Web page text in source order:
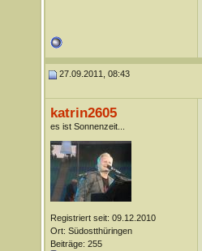
27.09.2011, 08:43
katrin2605
es ist Sonnenzeit...
Registriert seit: 09.12.2010
Ort: Südostthüringen
Beiträge: 255